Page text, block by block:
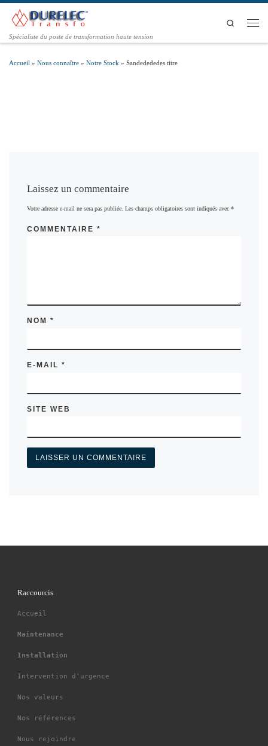
Passer au contenu
Spécialiste du poste de transformation haute tension
Search
Accueil » Nous connaître » Notre Stock » Sandedededes titre
Laissez un commentaire
Votre adresse e-mail ne sera pas publiée. Les champs obligatoires sont indiqués avec *
COMMENTAIRE *
NOM *
E-MAIL *
SITE WEB
Raccourcis
Accueil
Maintenance
Installation
Intervention d'urgence
Nos valeurs
Nos références
Nous rejoindre